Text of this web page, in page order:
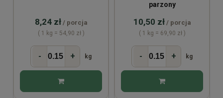
8,24 zł / porcja
( 1 kg = 54,90 zł )
- + kg
parzony
10,50 zł / porcja
( 1 kg = 69,90 zł )
- + kg